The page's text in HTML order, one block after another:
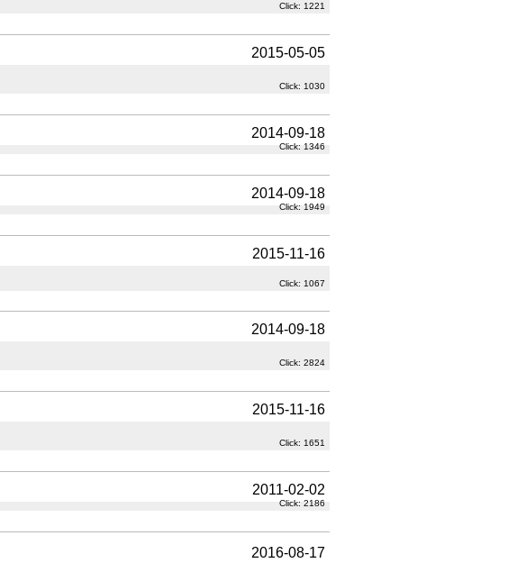
Click: 1221
2015-05-05
Click: 1030
2014-09-18
Click: 1346
2014-09-18
Click: 1949
2015-11-16
Click: 1067
2014-09-18
Click: 2824
2015-11-16
Click: 1651
2011-02-02
Click: 2186
2016-08-17